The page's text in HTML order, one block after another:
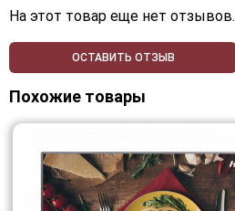
На этот товар еще нет отзывов.
ОСТАВИТЬ ОТЗЫВ
Похожие товары